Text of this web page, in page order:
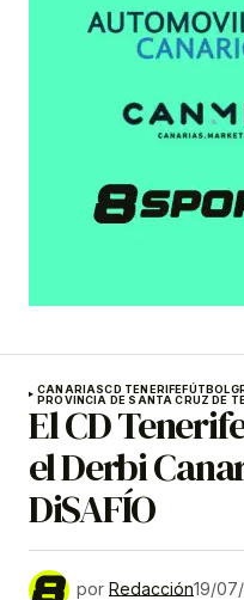
CANARIASCD TENERIFEFÚTBOL
PROVINCIA DE SANTA CRUZ DE
El CD
el Derbi
DiSAFÍO
por Redacción19/07/